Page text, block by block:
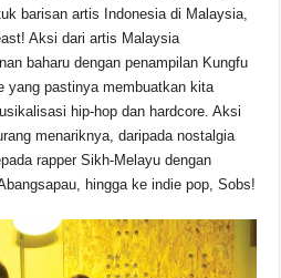
barisan artis Indonesia di Malaysia,
Aksi dari artis Malaysia
baharu dengan penampilan Kungfu
yang pastinya membuatkan kita
hip-hop dan hardcore. Aksi
menariknya, daripada nostalgia
rapper Sikh-Melayu dengan
hingga ke indie pop, Sobs!